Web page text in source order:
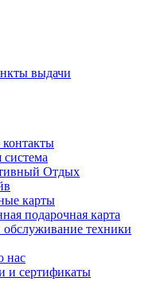
выдачи
система
Отдых
карты
подарочная карта
техники
нас
и сертификаты